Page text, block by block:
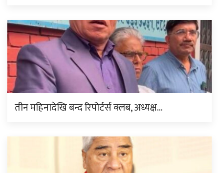
तीन महिनादेखि बन्द रिपोर्टर्स क्लब, अध्यक्ष…